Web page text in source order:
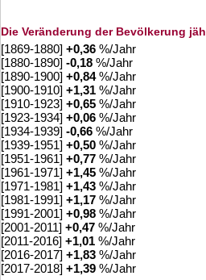
Die Veränderung der Bevölkerung
[1869-1880] +0,36 %/Jahr
[1880-1890] -0,18 %/Jahr
[1890-1900] +0,84%/Jahr
[1900-1910] +1,31 %/Jahr
[1910-1923] +0,65 %/Jahr
[1923-1934] +0,06 %/Jahr
[1934-1939] -0,66 %/Jahr
[1939-1951] +0,50 %/Jahr
[1951-1961] +0,77 %/Jahr
[1961-1971] +1,45 %/Jahr
[1971-1981] +1,43 %/Jahr
[1981-1991] +1,17 %/Jahr
[1991-2001] +0,98 %/Jahr
[2001-2011] +0,47 %/Jahr
[2011-2016] +1,01 %/Jahr
[2016-2017] +1,83 %/Jahr
[2017-2018] +1,39 %/Jahr